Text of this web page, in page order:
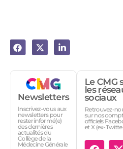
Newsletters
Inscrivez-vous aux
newsletters pour
rester informé(e)
des dernières
actualités du
Collège de la
Médecine Générale
Le CMG
les
sociaux
Retrouvez-
sur nos
officiels
et X (ex-